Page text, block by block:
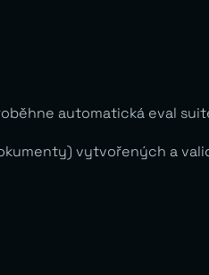
automatická eval
vytvořených a